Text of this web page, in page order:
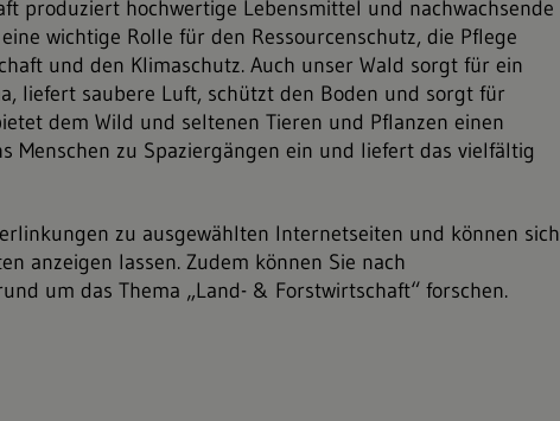
produziert hochwertige Lebensmittel und nachwachsende
wichtige Rolle für den Ressourcenschutz, die Pflege
und den Klimaschutz. Auch unser Wald sorgt für ein
liefert saubere Luft, schützt den Boden und sorgt für
dem Wild und seltenen Tieren und Pflanzen einen
Menschen zu Spaziergängen ein und liefert das vielfältig
zu ausgewählten Internetseiten und können sich
anzeigen lassen. Zudem können Sie nach
um das Thema „Land- & Forstwirtschaft“ forschen.